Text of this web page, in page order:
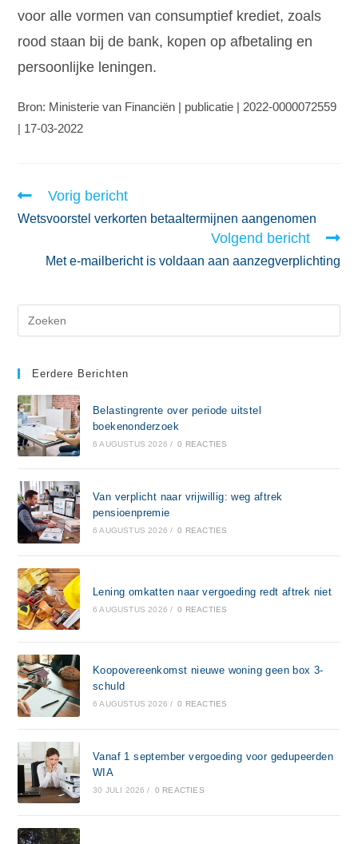
voor alle vormen van consumptief krediet, zoals
rood staan bij de bank, kopen op afbetaling en
persoonlijke leningen.
Bron: Ministerie van Financiën | publicatie | 2022-0000072559
| 17-03-2022
Vorig bericht
Wetsvoorstel verkorten betaaltermijnen aangenomen
Volgend bericht
Met e-mailbericht is voldaan aan aanzegverplichting
Eerdere Berichten
Belastingrente over periode uitstel
boekenonderzoek
6 AUGUSTUS 2026 / 0 REACTIES
Van verplicht naar vrijwillig: weg aftrek
pensioenpremie
6 AUGUSTUS 2026 / 0 REACTIES
Lening omkatten naar vergoeding redt aftrek niet
6 AUGUSTUS 2026 / 0 REACTIES
Koopovereenkomst nieuwe woning geen box 3-
schuld
6 AUGUSTUS 2026 / 0 REACTIES
Vanaf 1 september vergoeding voor gedupeerden
WIA
30 JULI 2026 / 0 REACTIES